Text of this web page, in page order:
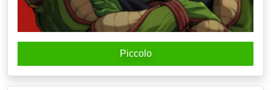
Piccolo